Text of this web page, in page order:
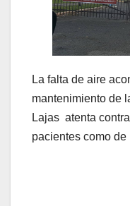
La falta de aire
mantenimiento de
Lajas atenta
pacientes como